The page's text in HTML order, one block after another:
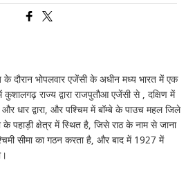
के दौरान भोपलवार एजेंसी के अधीन मध्य भारत में एक
राज्य द्वारा राजपुतौआ एजेंसी से , दक्षिण में
धार द्वारा, और पश्चिम में बॉम्बे के पाउच महल जिले
के पहाड़ी क्षेत्र में स्थित है, जिसे राठ के नाम से जाना
सीमा का गठन करता है, और बाद में 1927 में